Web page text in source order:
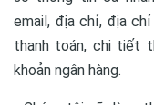
email, địa chỉ, địa
thanh toán, chi tiết
khoản ngân hàng.